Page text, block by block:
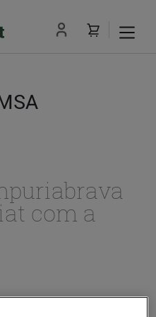
com a
ampliat com a